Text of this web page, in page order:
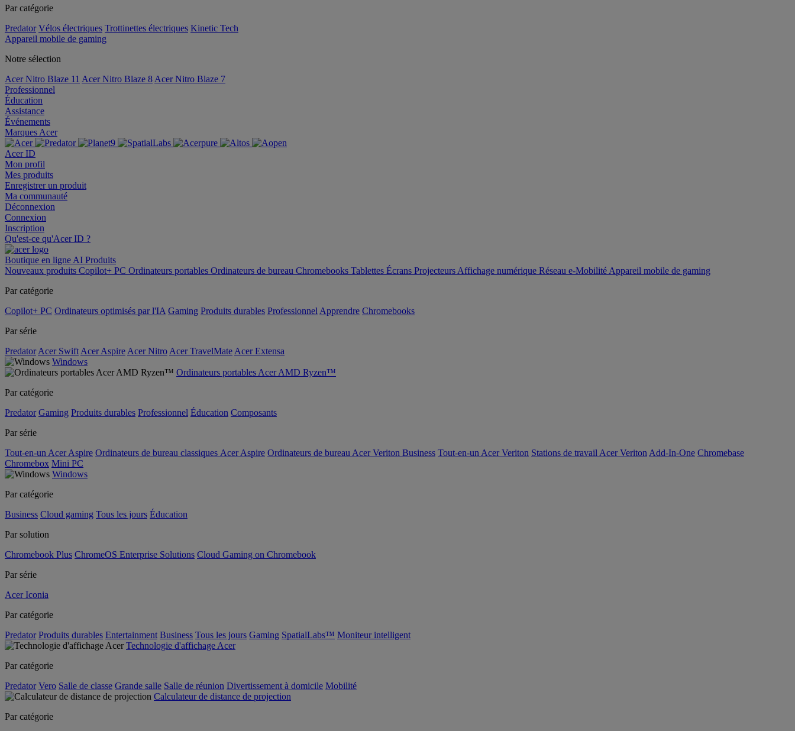
Par catégorie
Predator Vélos électriques Trottinettes électriques Kinetic Tech
Appareil mobile de gaming
Notre sélection
Acer Nitro Blaze 11 Acer Nitro Blaze 8 Acer Nitro Blaze 7
Professionnel
Éducation
Assistance
Événements
Marques Acer
Acer ID
Mon profil
Mes produits
Enregistrer un produit
Ma communauté
Déconnexion
Connexion
Inscription
Qu'est-ce qu'Acer ID ?
Boutique en ligne AI Produits
Nouveaux produits Copilot+ PC Ordinateurs portables Ordinateurs de bureau Chromebooks Tablettes Écrans Projecteurs Affichage numérique Réseau e-Mobilité Appareil mobile de gaming
Par catégorie
Copilot+ PC Ordinateurs optimisés par l'IA Gaming Produits durables Professionnel Apprendre Chromebooks
Par série
Predator Acer Swift Acer Aspire Acer Nitro Acer TravelMate Acer Extensa
Windows
Ordinateurs portables Acer AMD Ryzen™
Par catégorie
Predator Gaming Produits durables Professionnel Éducation Composants
Par série
Tout-en-un Acer Aspire Ordinateurs de bureau classiques Acer Aspire Ordinateurs de bureau Acer Veriton Business Tout-en-un Acer Veriton Stations de travail Acer Veriton Add-In-One Chromebase
Chromebox Mini PC
Windows
Par catégorie
Business Cloud gaming Tous les jours Éducation
Par solution
Chromebook Plus ChromeOS Enterprise Solutions Cloud Gaming on Chromebook
Par série
Acer Iconia
Par catégorie
Predator Produits durables Entertainment Business Tous les jours Gaming SpatialLabs™ Moniteur intelligent
Technologie d'affichage Acer
Par catégorie
Predator Vero Salle de classe Grande salle Salle de réunion Divertissement à domicile Mobilité
Calculateur de distance de projection
Par catégorie